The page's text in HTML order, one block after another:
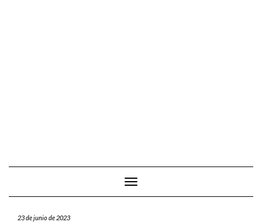
Cambiar modo de navegación
23 de junio de 2023